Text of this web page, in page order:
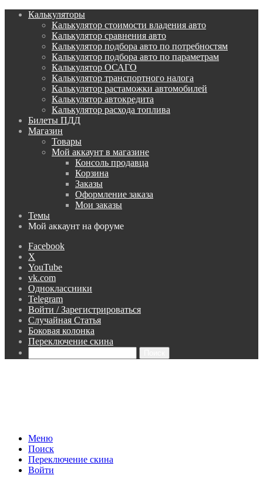
Калькуляторы
Калькулятор стоимости владения авто
Калькулятор сравнения авто
Калькулятор подбора авто по потребностям
Калькулятор подбора авто по параметрам
Калькулятор ОСАГО
Калькулятор транспортного налога
Калькулятор растаможки автомобилей
Калькулятор автокредита
Калькулятор расхода топлива
Билеты ПДД
Магазин
Товары
Мой аккаунт в магазине
Консоль продавца
Корзина
Заказы
Оформление заказа
Мои заказы
Темы
Мой аккаунт на форуме
Facebook
X
YouTube
vk.com
Одноклассники
Telegram
Войти / Зарегистрироваться
Случайная Статья
Боковая колонка
Переключение скина
Меню
Поиск
Переключение скина
Войти